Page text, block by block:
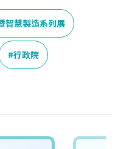
智慧製造系列展
行政院